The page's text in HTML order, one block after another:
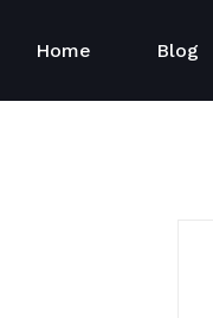
Home Blog